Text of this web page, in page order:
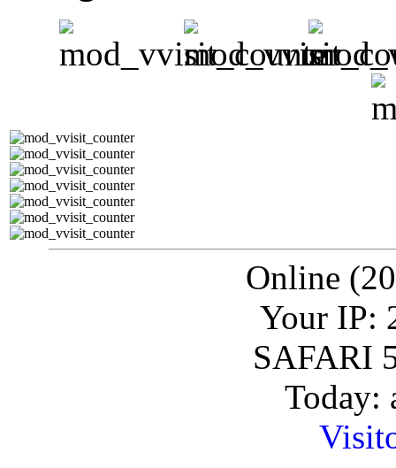
Online
Your IP:
SAFARI
Today: